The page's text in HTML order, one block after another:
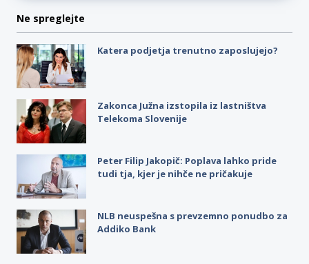
Ne spreglejte
Katera podjetja trenutno zaposlujejo?
Zakonca Južna izstopila iz lastništva
Telekoma Slovenije
Peter Filip Jakopič: Poplava lahko pride
tudi tja, kjer je nihče ne pričakuje
NLB neuspešna s prevzemno ponudbo za
Addiko Bank